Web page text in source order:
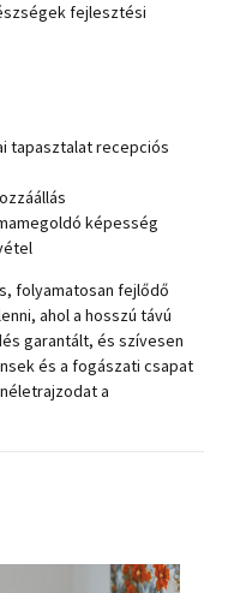
fejlesztési
tapasztalat recepciós
képesség
folyamatosan fejlődő
ahol a hosszú távú
garantált, és szívesen
és a fogászati csapat
a